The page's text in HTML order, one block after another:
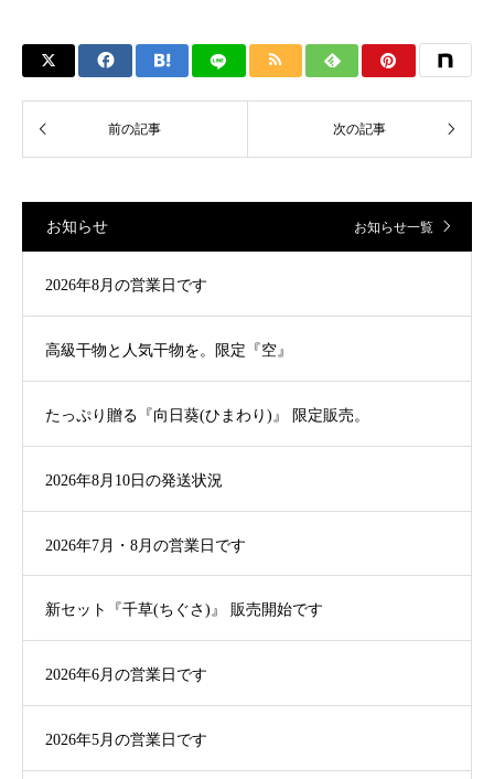
お知らせ お知らせ一覧
2026年8月の営業日です
高級干物と人気干物を。限定『空』
たっぷり贈る『向日葵(ひまわり)』 限定販売。
2026年8月10日の発送状況
2026年7月・8月の営業日です
新セット『千草(ちぐさ)』 販売開始です
2026年6月の営業日です
2026年5月の営業日です